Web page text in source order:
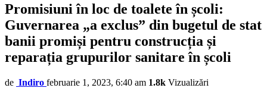
Promisiuni în loc de toalete în școli:
Guvernarea „a exclus” din bugetul de stat
banii promiși pentru construcția și
reparația grupurilor sanitare în școli
de Indiro februarie 1, 2023, 6:40 am 1.8k Vizualizări